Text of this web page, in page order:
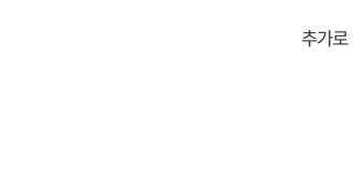
추가